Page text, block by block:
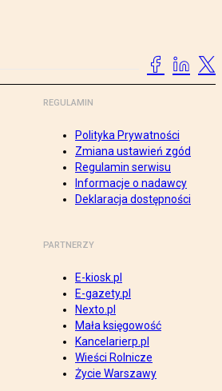
REGULAMIN
Polityka Prywatności
Zmiana ustawień zgód
Regulamin serwisu
Informacje o nadawcy
Deklaracja dostępności
PARTNERZY
E-kiosk.pl
E-gazety.pl
Nexto.pl
Mała księgowość
Kancelarierp.pl
Wieści Rolnicze
Życie Warszawy